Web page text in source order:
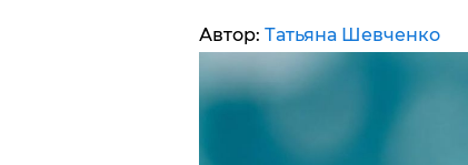
Автор: Татьяна Шевченко